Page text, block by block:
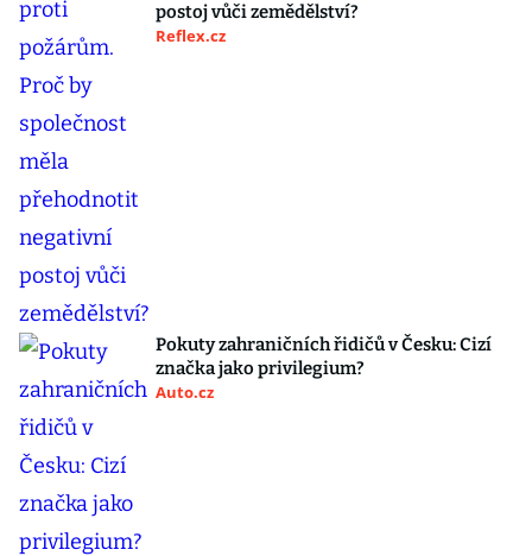
postoj vůči zemědělství?
Reflex.cz
Pokuty zahraničních řidičů v Česku: Cizí
značka jako privilegium?
Auto.cz